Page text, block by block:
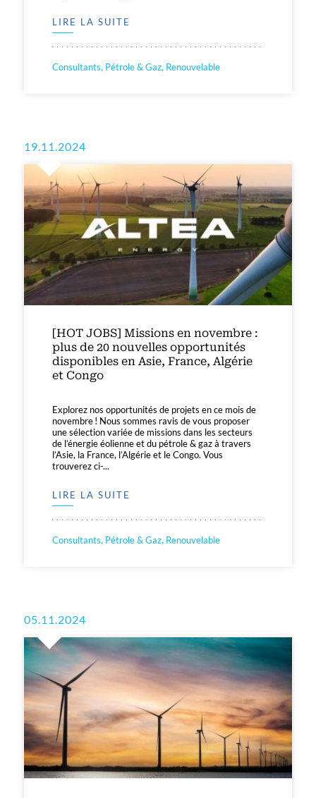
LIRE LA SUITE
Consultants, Pétrole & Gaz, Renouvelable
19.11.2024
[HOT JOBS] Missions en novembre :
plus de 20 nouvelles opportunités
disponibles en Asie, France, Algérie
et Congo
Explorez nos opportunités de projets en ce mois de
novembre ! Nous sommes ravis de vous proposer
une sélection variée de missions dans les secteurs
de l’énergie éolienne et du pétrole & gaz à travers
l’Asie, la France, l’Algérie et le Congo. Vous
trouverez ci-...
LIRE LA SUITE
Consultants, Pétrole & Gaz, Renouvelable
05.11.2024